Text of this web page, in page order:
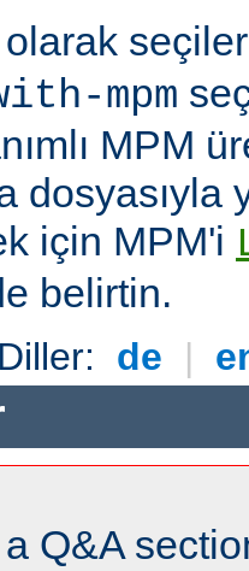
mpm
MPM
dosyasıyla
için MPM'i
belirtin.
de |
Q&A